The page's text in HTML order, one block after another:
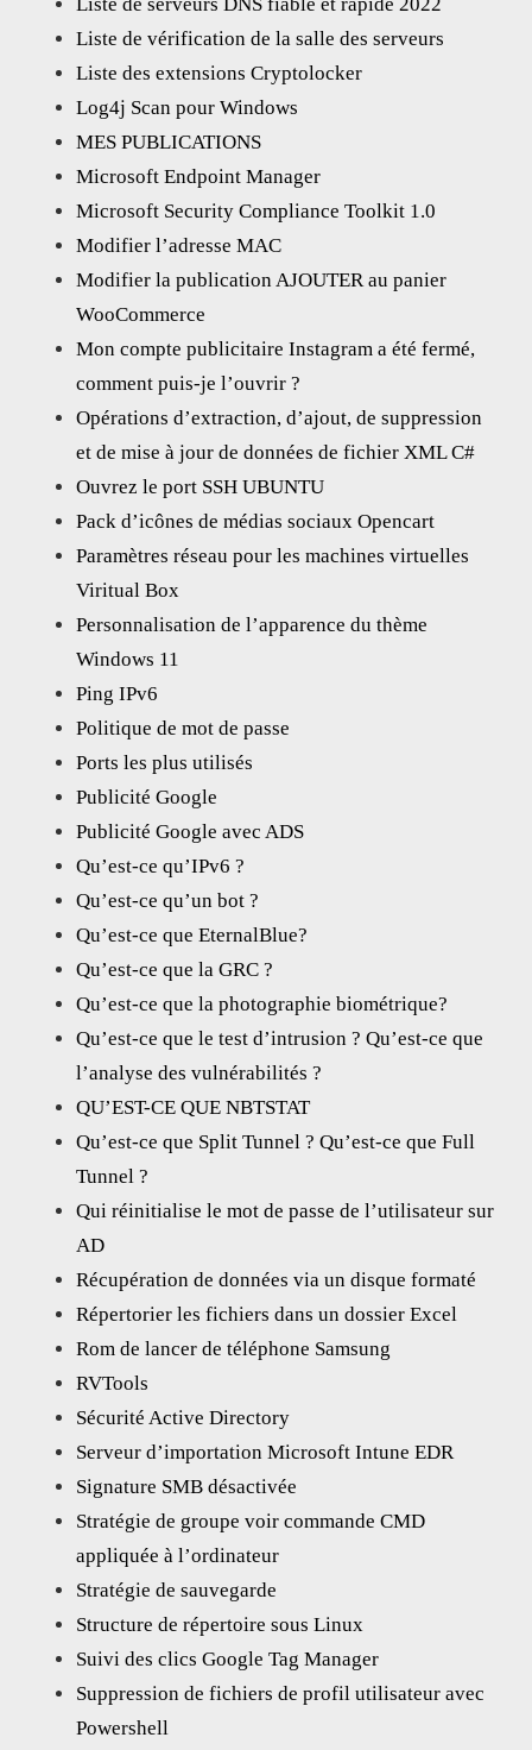
Liste de serveurs DNS fiable et rapide 2022
Liste de vérification de la salle des serveurs
Liste des extensions Cryptolocker
Log4j Scan pour Windows
MES PUBLICATIONS
Microsoft Endpoint Manager
Microsoft Security Compliance Toolkit 1.0
Modifier l’adresse MAC
Modifier la publication AJOUTER au panier
WooCommerce
Mon compte publicitaire Instagram a été fermé,
comment puis-je l’ouvrir ?
Opérations d’extraction, d’ajout, de suppression
et de mise à jour de données de fichier XML C#
Ouvrez le port SSH UBUNTU
Pack d’icônes de médias sociaux Opencart
Paramètres réseau pour les machines virtuelles
Viritual Box
Personnalisation de l’apparence du thème
Windows 11
Ping IPv6
Politique de mot de passe
Ports les plus utilisés
Publicité Google
Publicité Google avec ADS
Qu’est-ce qu’IPv6 ?
Qu’est-ce qu’un bot ?
Qu’est-ce que EternalBlue?
Qu’est-ce que la GRC ?
Qu’est-ce que la photographie biométrique?
Qu’est-ce que le test d’intrusion ? Qu’est-ce que
l’analyse des vulnérabilités ?
QU’EST-CE QUE NBTSTAT
Qu’est-ce que Split Tunnel ? Qu’est-ce que Full
Tunnel ?
Qui réinitialise le mot de passe de l’utilisateur sur
AD
Récupération de données via un disque formaté
Répertorier les fichiers dans un dossier Excel
Rom de lancer de téléphone Samsung
RVTools
Sécurité Active Directory
Serveur d’importation Microsoft Intune EDR
Signature SMB désactivée
Stratégie de groupe voir commande CMD
appliquée à l’ordinateur
Stratégie de sauvegarde
Structure de répertoire sous Linux
Suivi des clics Google Tag Manager
Suppression de fichiers de profil utilisateur avec
Powershell